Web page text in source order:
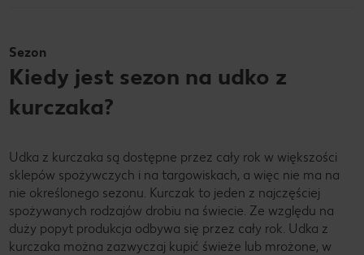
Sezon
Kiedy jest sezon na udko z
kurczaka?
Udka z kurczaka są dostępne przez cały rok w większości
sklepów spożywczych i na targowiskach, a więc nie ma na
nie określonego sezonu. Kurczak to jeden z najczęściej
spożywanych rodzajów drobiu na świecie. Ze względu na
duży popyt produkcja odbywa się przez cały rok. Udka z
kurczaka można zazwyczaj kupić świeże lub mrożone, w